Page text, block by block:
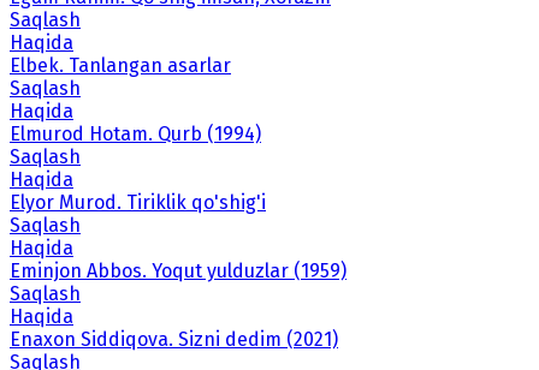
Saqlash
Haqida
Elbek. Tanlangan asarlar
Saqlash
Haqida
Elmurod Hotam. Qurb (1994)
Saqlash
Haqida
Elyor Murod. Tiriklik qo'shig'i
Saqlash
Haqida
Eminjon Abbos. Yoqut yulduzlar (1959)
Saqlash
Haqida
Enaxon Siddiqova. Sizni dedim (2021)
Saqlash